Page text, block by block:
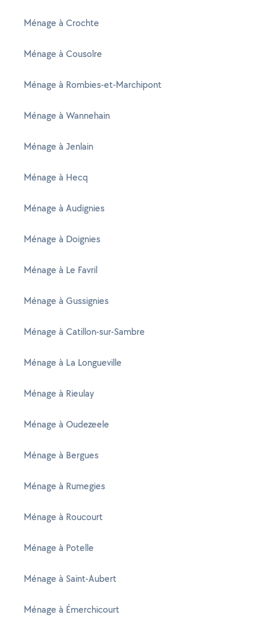
Ménage à Crochte
Ménage à Cousolre
Ménage à Rombies-et-Marchipont
Ménage à Wannehain
Ménage à Jenlain
Ménage à Hecq
Ménage à Audignies
Ménage à Doignies
Ménage à Le Favril
Ménage à Gussignies
Ménage à Catillon-sur-Sambre
Ménage à La Longueville
Ménage à Rieulay
Ménage à Oudezeele
Ménage à Bergues
Ménage à Rumegies
Ménage à Roucourt
Ménage à Potelle
Ménage à Saint-Aubert
Ménage à Émerchicourt